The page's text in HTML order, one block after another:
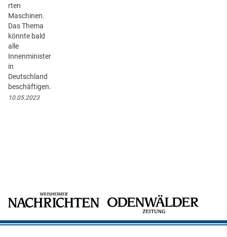
rten
Maschinen.
Das Thema
könnte bald
alle
Innenminister
in
Deutschland
beschäftigen.
10.05.2023